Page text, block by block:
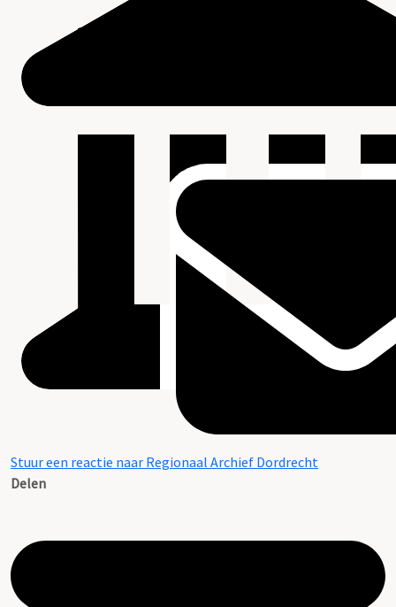
Stuur een reactie naar Regionaal Archief Dordrecht
Delen